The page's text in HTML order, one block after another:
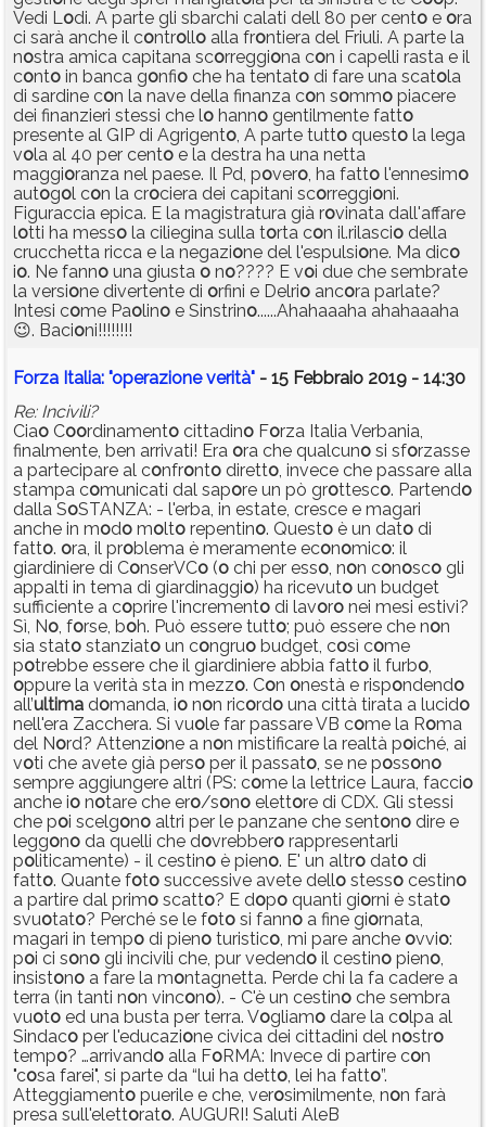
Vedi Lodi. A parte gli sbarchi calati dell 80 per cento e ora
ci sarà anche il controllo alla frontiera del Friuli. A parte la
nostra amica capitana scorreggiona con i capelli rasta e il
conto in banca gonfio che ha tentato di fare una scatola
di sardine con la nave della finanza con sommo piacere
dei finanzieri stessi che lo hanno gentilmente fatto
presente al GIP di Agrigento, A parte tutto questo la lega
vola al 40 per cento e la destra ha una netta
maggioranza nel paese. Il Pd, povero, ha fatto l'ennesimo
autogol con la crociera dei capitani scorreggioni.
Figuraccia epica. E la magistratura già rovinata dall'affare
lotti ha messo la ciliegina sulla torta con il.rilascio della
crucchetta ricca e la negazione del l'espulsione. Ma dico
io. Ne fanno una giusta o no???? E voi due che sembrate
la versione divertente di orfini e Delrio ancora parlate?
Intesi come Paolino e Sinstrino......Ahahaaaha ahahaaaha
😉. Bacioni!!!!!!!!
Forza Italia: "operazione verità" - 15 Febbraio 2019 - 14:30
Re: Incivili?
Ciao Coordinamento cittadino Forza Italia Verbania,
finalmente, ben arrivati! Era ora che qualcuno si sforzasse
a partecipare al confronto diretto, invece che passare alla
stampa comunicati dal sapore un pò grottesco. Partendo
dalla SoSTANZA: - l'erba, in estate, cresce e magari
anche in modo molto repentino. Questo è un dato di
fatto. ora, il problema è meramente economico: il
giardiniere di ConserVCo (o chi per esso, non conosco gli
appalti in tema di giardinaggio) ha ricevuto un budget
sufficiente a coprire l'incremento di lavoro nei mesi estivi?
Sì, No, forse, boh. Può essere tutto; può essere che non
sia stato stanziato un congruo budget, così come
potrebbe essere che il giardiniere abbia fatto il furbo,
oppure la verità sta in mezzo. Con onestà e rispondendo
all’ultima domanda, io non ricordo una città tirata a lucido
nell'era Zacchera. Si vuole far passare VB come la Roma
del Nord? Attenzione a non mistificare la realtà poiché, ai
voti che avete già perso per il passato, se ne possono
sempre aggiungere altri (PS: come la lettrice Laura, faccio
anche io notare che ero/sono elettore di CDX. Gli stessi
che poi scelgono altri per le panzane che sentono dire e
leggono da quelli che dovrebbero rappresentarli
politicamente) - il cestino è pieno. E' un altro dato di
fatto. Quante foto successive avete dello stesso cestino
a partire dal primo scatto? E dopo quanti giorni è stato
svuotato? Perché se le foto si fanno a fine giornata,
magari in tempo di pieno turistico, mi pare anche ovvio:
poi ci sono gli incivili che, pur vedendo il cestino pieno,
insistono a fare la montagnetta. Perde chi la fa cadere a
terra (in tanti non vincono). - C'è un cestino che sembra
vuoto ed una busta per terra. Vogliamo dare la colpa al
Sindaco per l'educazione civica dei cittadini del nostro
tempo? …arrivando alla FoRMA: Invece di partire con
"cosa farei", si parte da “lui ha detto, lei ha fatto”.
Atteggiamento puerile e che, verosimilmente, non farà
presa sull'elettorato. AUGURI! Saluti AleB